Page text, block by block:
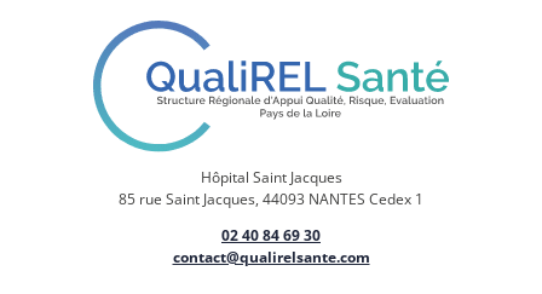
Hôpital Saint Jacques
85 rue Saint Jacques, 44093 NANTES Cedex 1
02 40 84 69 30
contact@qualirelsante.com